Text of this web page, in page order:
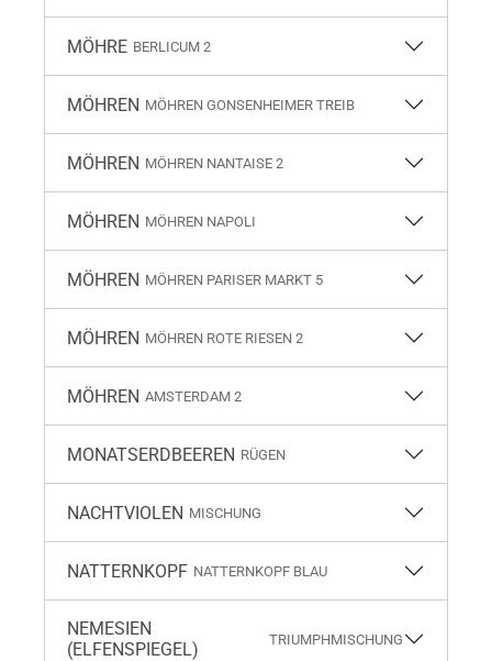
MÖHRE BERLICUM 2
MÖHREN MÖHREN GONSENHEIMER TREIB
MÖHREN MÖHREN NANTAISE 2
MÖHREN MÖHREN NAPOLI
MÖHREN MÖHREN PARISER MARKT 5
MÖHREN MÖHREN ROTE RIESEN 2
MÖHREN AMSTERDAM 2
MONATSERDBEEREN RÜGEN
NACHTVIOLEN MISCHUNG
NATTERNKOPF NATTERNKOPF BLAU
NEMESIEN
(ELFENSPIEGEL)
TRIUMPHMISCHUNG